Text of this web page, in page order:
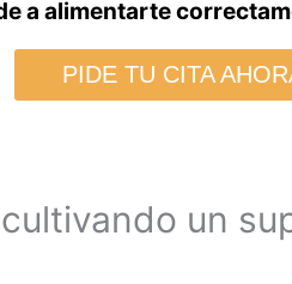
a alimentarte
PIDE TU CITA
un